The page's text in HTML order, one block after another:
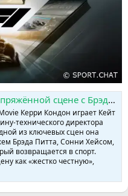
» SPORTCHAT - Новости спорта | Футбол | Онлайн трансляции | Чат | Результаты матчей | Спорт | Прогнозы на спорт
Керри Кондон играет Кейт
технического директора
из ключевых сцен она
Брэда Питта, Сонни Хейсом,
возвращается в спорт.
как «жестко честную»,